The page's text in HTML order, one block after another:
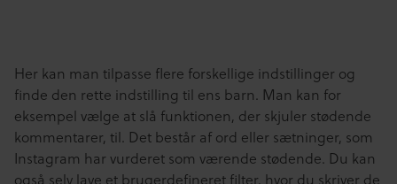
Her kan man tilpasse flere forskellige indstillinger og
finde den rette indstilling til ens barn. Man kan for
eksempel vælge at slå funktionen, der skjuler stødende
kommentarer, til. Det består af ord eller sætninger, som
Instagram har vurderet som værende stødende. Du kan
også selv lave et brugerdefineret filter, hvor du skriver de